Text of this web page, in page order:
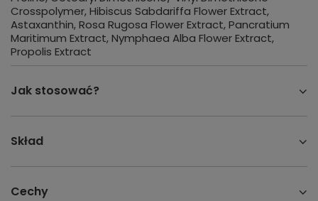
Crosspolymer, Hibiscus Sabdariffa Flower Extract,
Astaxanthin, Rosa Rugosa Flower Extract, Pancratium
Maritimum Extract, Nymphaea Alba Flower Extract,
Propolis Extract
Jak stosować?
Skład
Cechy